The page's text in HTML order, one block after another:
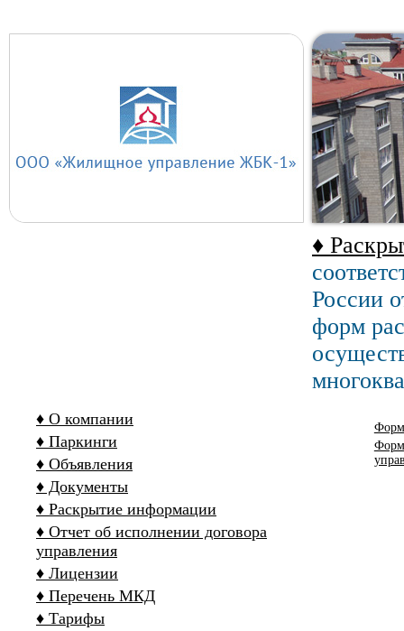
♦
России
форм
♦ О компании
♦ Паркинги
♦ Объявления
♦ Документы
♦ Раскрытие информации
♦ Отчет об исполнении договора
управления
♦ Лицензии
♦ Перечень МКД
♦ Тарифы